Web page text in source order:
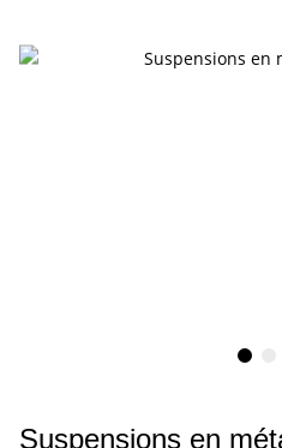
Suspensions en